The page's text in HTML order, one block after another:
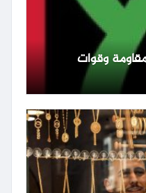
وقوات